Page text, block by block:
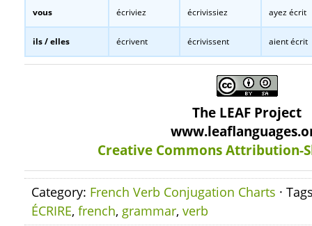
vous écriviez écrivissiez ayez écrit
ils / elles écrivent écrivissent aient écrit
The LEAF Project
Creative Commons Attribution-
Category: French Verb Conjugation Charts ·
ÉCRIRE, french, grammar, verb